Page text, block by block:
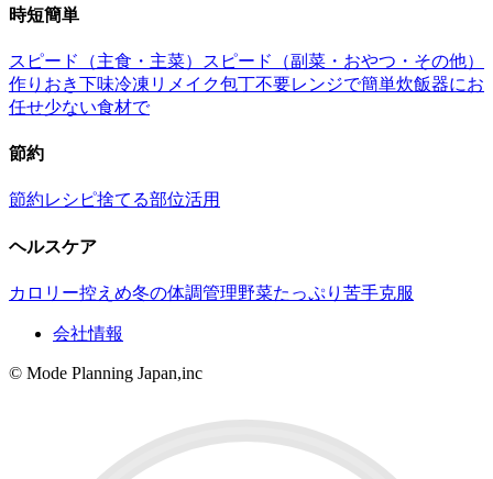
時短簡単
スピード（主食・主菜）
スピード（副菜・おやつ・その他）
作りおき下味冷凍 リメイク包丁不要レンジで簡単炊飯器にお
任せ少ない食材で
節約
節約レシピ捨てる部位活用
ヘルスケア
カロリー控えめ冬の体調管理野菜たっぷり 苦手克服
会社情報
© Mode Planning Japan,inc